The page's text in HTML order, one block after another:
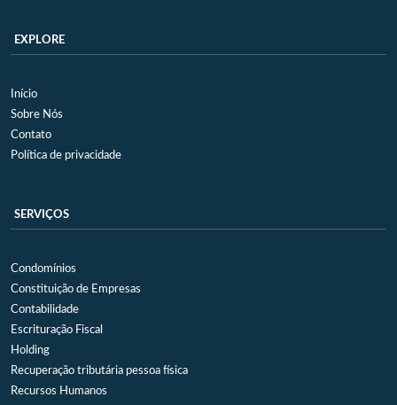
EXPLORE
Início
Sobre Nós
Contato
Política de privacidade
SERVIÇOS
Condomínios
Constituição de Empresas
Contabilidade
Escrituração Fiscal
Holding
Recuperação tributária pessoa física
Recursos Humanos